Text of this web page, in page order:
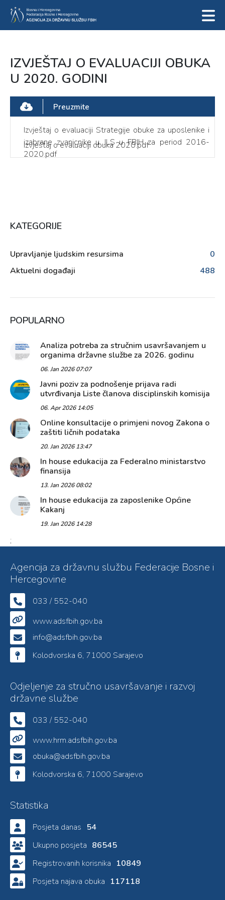
IZVJEŠTAJ O EVALUACIJI OBUKA
U 2020. GODINI
Preuzmite
Izvještaj o evaluaciji Strategije obuke za uposlenike i
izabrane zvanicnike u JLS u FBIH za period 2016-
2020.pdf
Izvještaj o evaluaciji obuka 2020.pdf
KATEGORIJE
Upravljanje ljudskim resursima
0
Aktuelni događaji
488
POPULARNO
Analiza potreba za stručnim usavršavanjem u
organima državne službe za 2026. godinu
06. Jan 2026 07:07
Javni poziv za podnošenje prijava radi
utvrđivanja Liste članova disciplinskih komisija
06. Apr 2026 14:05
Online konsultacije o primjeni novog Zakona o
zaštiti ličnih podataka
20. Jan 2026 13:47
In house edukacija za Federalno ministarstvo
finansija
13. Jan 2026 08:02
In house edukacija za zaposlenike Općine
Kakanj
19. Jan 2026 14:28
;
Agencija za državnu službu Federacije Bosne i
Hercegovine
033 / 552-040
www.adsfbih.gov.ba
info@adsfbih.gov.ba
Kolodvorska 6, 71000 Sarajevo
Odjeljenje za stručno usavršavanje i razvoj
državne službe
033 / 552-040
www.hrm.adsfbih.gov.ba
obuka@adsfbih.gov.ba
Kolodvorska 6, 71000 Sarajevo
Statistika
Posjeta danas 54
Ukupno posjeta 86545
Registrovanih korisnika 10849
Posjeta najava obuka 117118